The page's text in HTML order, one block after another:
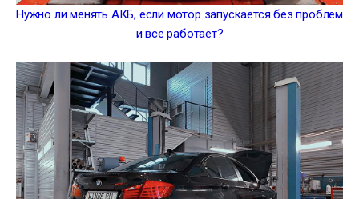
Нужно ли менять АКБ, если мотор запускается без проблем
и все работает?